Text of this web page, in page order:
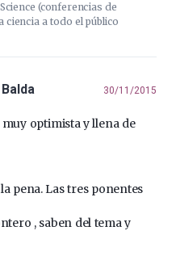
(conferencias de
ciencia a todo el público
30/11/2015
optimista y llena de
pena. Las tres ponentes
, saben del tema y